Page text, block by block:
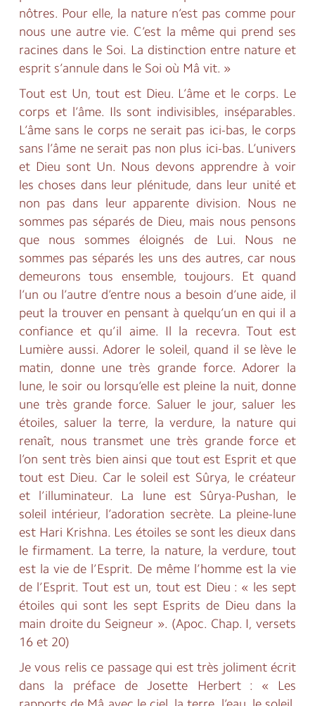
nôtres. Pour elle, la nature n’est pas comme pour
nous une autre vie. C’est la même qui prend ses
racines dans le Soi. La distinction entre nature et
esprit s’annule dans le Soi où Mâ vit. »
Tout est Un, tout est Dieu. L’âme et le corps. Le
corps et l’âme. Ils sont indivisibles, inséparables.
L’âme sans le corps ne serait pas ici-bas, le corps
sans l’âme ne serait pas non plus ici-bas. L’univers
et Dieu sont Un. Nous devons apprendre à voir
les choses dans leur plénitude, dans leur unité et
non pas dans leur apparente division. Nous ne
sommes pas séparés de Dieu, mais nous pensons
que nous sommes éloignés de Lui. Nous ne
sommes pas séparés les uns des autres, car nous
demeurons tous ensemble, toujours. Et quand
l’un ou l’autre d’entre nous a besoin d’une aide, il
peut la trouver en pensant à quelqu’un en qui il a
confiance et qu’il aime. Il la recevra. Tout est
Lumière aussi. Adorer le soleil, quand il se lève le
matin, donne une très grande force. Adorer la
lune, le soir ou lorsqu’elle est pleine la nuit, donne
une très grande force. Saluer le jour, saluer les
étoiles, saluer la terre, la verdure, la nature qui
renaît, nous transmet une très grande force et
l’on sent très bien ainsi que tout est Esprit et que
tout est Dieu. Car le soleil est Sûrya, le créateur
et l’illuminateur. La lune est Sûrya-Pushan, le
soleil intérieur, l’adoration secrète. La pleine-lune
est Hari Krishna. Les étoiles se sont les dieux dans
le firmament. La terre, la nature, la verdure, tout
est la vie de l’Esprit. De même l’homme est la vie
de l’Esprit. Tout est un, tout est Dieu : « les sept
étoiles qui sont les sept Esprits de Dieu dans la
main droite du Seigneur ». (Apoc. Chap. I, versets
16 et 20)
Je vous relis ce passage qui est très joliment écrit
dans la préface de Josette Herbert : « Les